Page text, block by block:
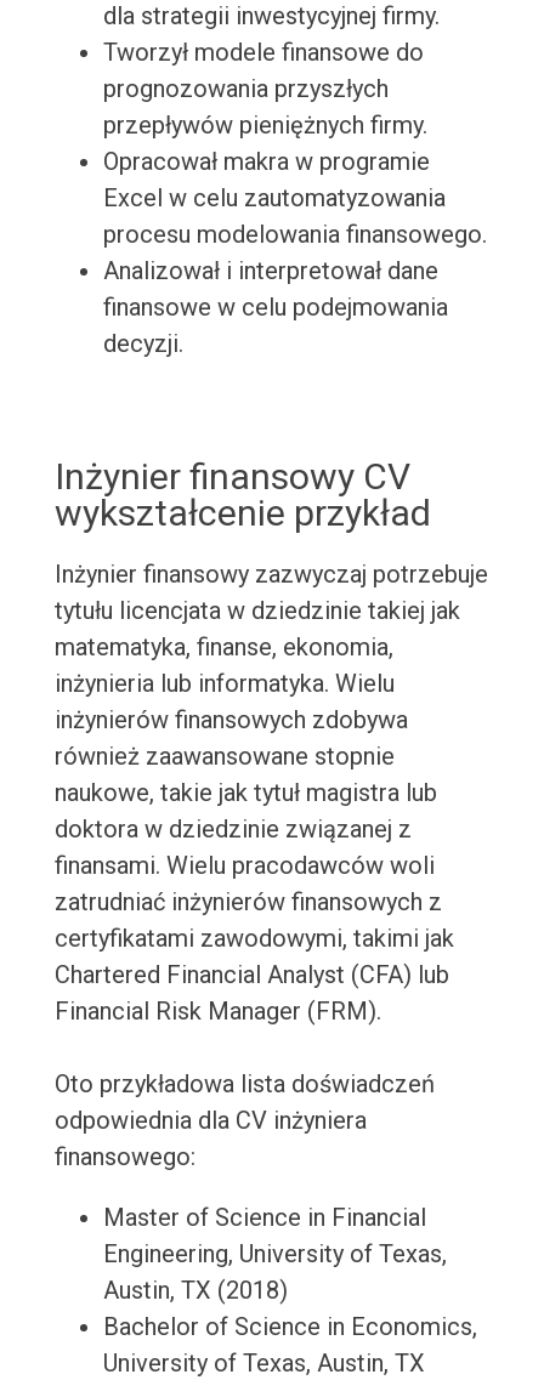
dla strategii inwestycyjnej firmy.
Tworzył modele finansowe do
prognozowania przyszłych
przepływów pieniężnych firmy.
Opracował makra w programie
Excel w celu zautomatyzowania
procesu modelowania finansowego.
Analizował i interpretował dane
finansowe w celu podejmowania
decyzji.
Inżynier finansowy CV
wykształcenie przykład
Inżynier finansowy zazwyczaj potrzebuje
tytułu licencjata w dziedzinie takiej jak
matematyka, finanse, ekonomia,
inżynieria lub informatyka. Wielu
inżynierów finansowych zdobywa
również zaawansowane stopnie
naukowe, takie jak tytuł magistra lub
doktora w dziedzinie związanej z
finansami. Wielu pracodawców woli
zatrudniać inżynierów finansowych z
certyfikatami zawodowymi, takimi jak
Chartered Financial Analyst (CFA) lub
Financial Risk Manager (FRM).
Oto przykładowa lista doświadczeń
odpowiednia dla CV inżyniera
finansowego:
Master of Science in Financial
Engineering, University of Texas,
Austin, TX (2018)
Bachelor of Science in Economics,
University of Texas, Austin, TX